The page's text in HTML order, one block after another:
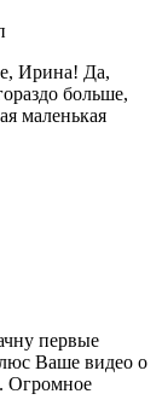
Ирина! Да,
больше,
маленькая
первые
Ваше видео о
Огромное